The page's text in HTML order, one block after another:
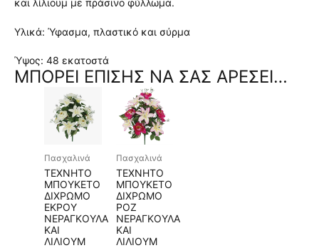
και λίλιουμ με πράσινο φύλλωμα.
Υλικά: Ύφασμα, πλαστικό και σύρμα
Ύψος: 48 εκατοστά
ΜΠΟΡΕΊ ΕΠΊΣΗΣ ΝΑ ΣΑΣ ΑΡΈΣΕΙ…
Πασχαλινά
ΤΕΧΝΗΤΌ
ΜΠΟΥΚΈΤΟ
ΔΊΧΡΩΜΟ
ΕΚΡΟΎ
ΝΕΡΑΓΚΟΎΛΑ
ΚΑΙ
ΛΊΛΙΟΥΜ
Πασχαλινά
ΤΕΧΝΗΤΌ
ΜΠΟΥΚΈΤΟ
ΔΊΧΡΩΜΟ
ΡΟΖ
ΝΕΡΑΓΚΟΎΛΑ
ΚΑΙ
ΛΊΛΙΟΥΜ